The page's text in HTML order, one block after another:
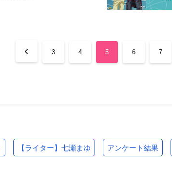
3 4 5 6 7
【ライター】七瀬まゆ アンケート結果